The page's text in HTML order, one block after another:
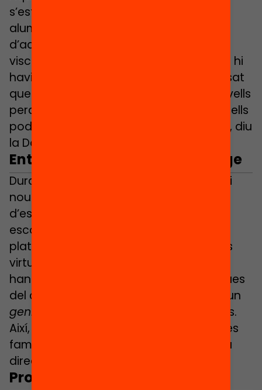
s’estableixen les relacions socials dels
alumnes i és especialment útil després
d’aquest període d’aïllament que hem
viscut: “Abans fèiem sociogrames quan hi
havia canvi de cicle, però ara hem pensat
que seria bo que ho féssim a tots els nivells
perquè la realitat de les relacions entre ells
poden haver canviat respecte al març”, diu
la Dolors.
Entorns virtuals d’aprenentatge
Durant aquest nou curs podria haver-hi
nous confinaments i els centres han
d’estar preparats. Per això, a l’institut
escola Mangrané han enllestit les
plataformes necessàries per les classes
virtuals i formació per a les famílies que
han enviat durant l’estiu. “Les tecnòlogues
del centre han preparat uns vídeos en un
genial.ly
, que són uns tutorials adaptats.
Així, si hi hagués nous confinaments a les
famílies no els vindria de nou”, explica la
directora.
Protocols